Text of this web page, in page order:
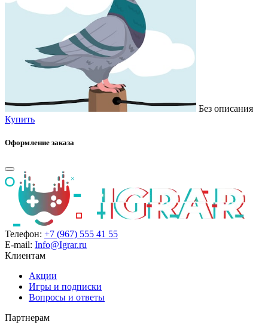
Без описания
Купить
Оформление заказа
Телефон: +7 (967) 555 41 55
E-mail: Info@Igrar.ru
Клиентам
Акции
Игры и подписки
Вопросы и ответы
Партнерам